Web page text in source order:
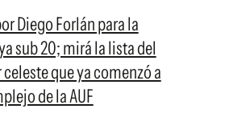
Diego Forlán para la
sub 20; mirá la lista del
que ya comenzó a
de la AUF